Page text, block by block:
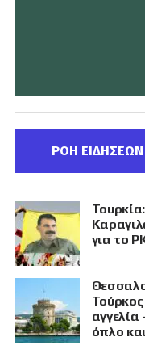
ΡΟΗ ΕΙΔΗΣΕΩΝ
για το
αγγελία
όπλο